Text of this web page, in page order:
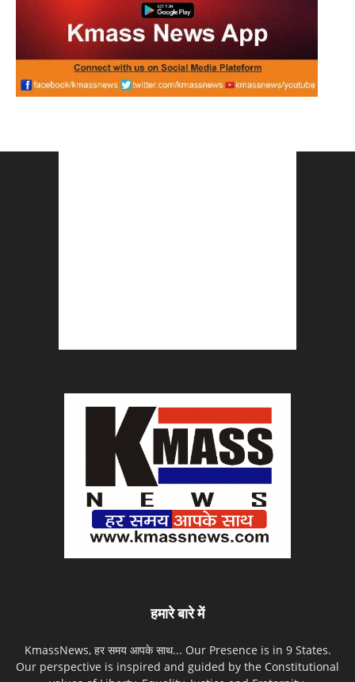
हमारे बारे में
KmassNews, हर समय आपके साथ... Our Presence is in 9 States.
Our perspective is inspired and guided by the Constitutional